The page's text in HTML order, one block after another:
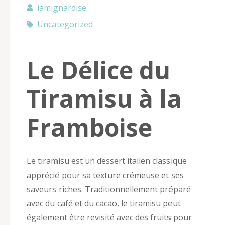
lamignardise
Uncategorized
Le Délice du
Tiramisu à la
Framboise
Le tiramisu est un dessert italien classique
apprécié pour sa texture crémeuse et ses
saveurs riches. Traditionnellement préparé
avec du café et du cacao, le tiramisu peut
également être revisité avec des fruits pour